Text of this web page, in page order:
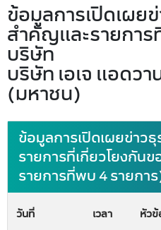
ข้อมูลการเปิดเผย
สำคัญและรายการ
บริษัท
บริษัท เอเจ แอดวา
(มหาชน)
ข้อมูลการเปิดเผยข่าว
รายการที่เกี่ยวโยงกัน
รายการที่พบ 4 รายกา
วันที่ เวลา หัว